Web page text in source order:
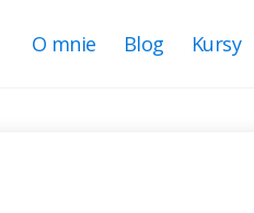
O mnie Blog Kursy